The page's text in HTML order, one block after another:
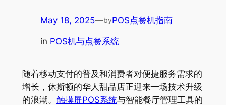
May 18, 2025—byPOS点餐机指南
in POS机与点餐系统
随着移动支付的普及和消费者对便捷服务需求的
增长，休斯顿的华人甜品店正迎来一场技术升级
的浪潮。 触摸屏POS系统与智能餐厅管理工具的